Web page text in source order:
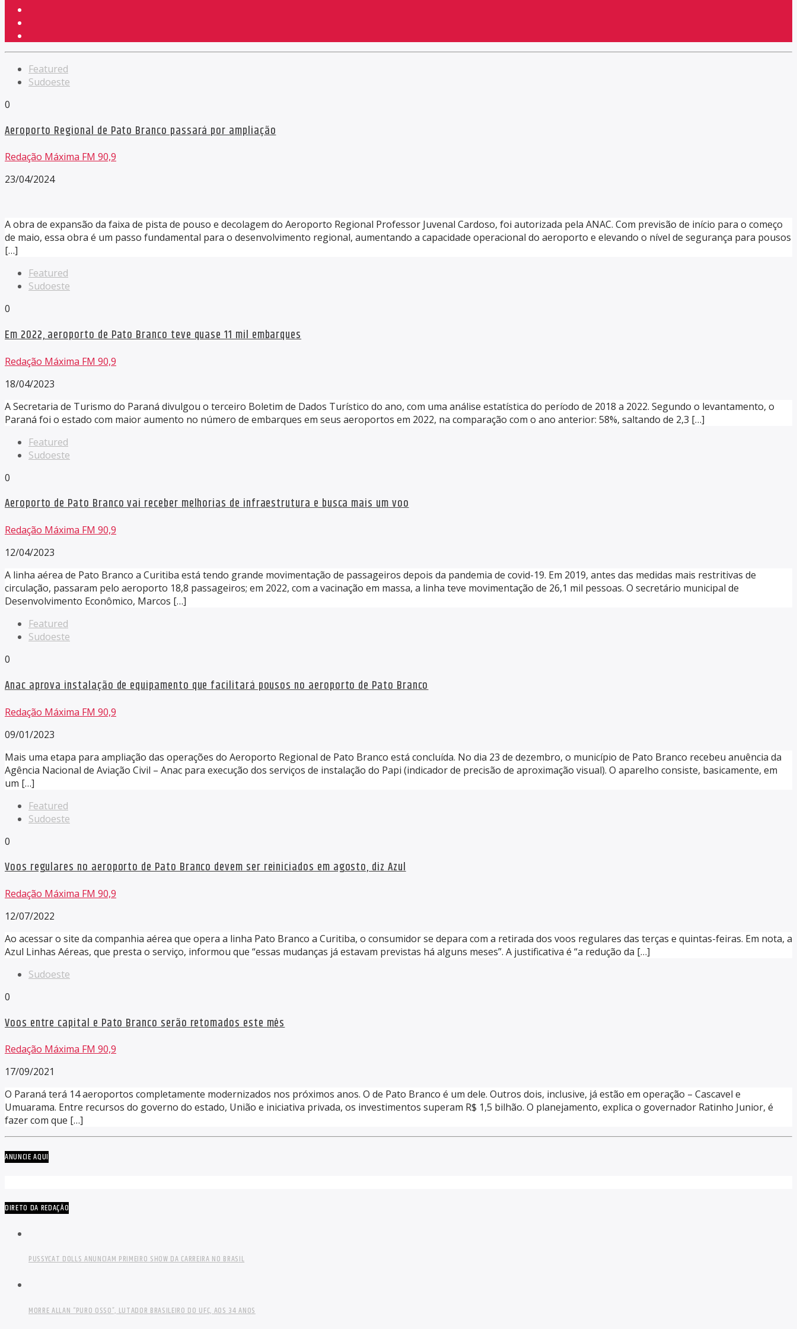
Featured
Sudoeste
0
Aeroporto Regional de Pato Branco passará por ampliação
Redação Máxima FM 90,9
23/04/2024
A obra de expansão da faixa de pista de pouso e decolagem do Aeroporto Regional Professor Juvenal Cardoso, foi autorizada pela ANAC. Com previsão de início para o começo
de maio, essa obra é um passo fundamental para o desenvolvimento regional, aumentando a capacidade operacional do aeroporto e elevando o nível de segurança para pousos
[…]
Featured
Sudoeste
0
Em 2022, aeroporto de Pato Branco teve quase 11 mil embarques
Redação Máxima FM 90,9
18/04/2023
A Secretaria de Turismo do Paraná divulgou o terceiro Boletim de Dados Turístico do ano, com uma análise estatística do período de 2018 a 2022. Segundo o levantamento, o
Paraná foi o estado com maior aumento no número de embarques em seus aeroportos em 2022, na comparação com o ano anterior: 58%, saltando de 2,3 […]
Featured
Sudoeste
0
Aeroporto de Pato Branco vai receber melhorias de infraestrutura e busca mais um voo
Redação Máxima FM 90,9
12/04/2023
A linha aérea de Pato Branco a Curitiba está tendo grande movimentação de passageiros depois da pandemia de covid-19. Em 2019, antes das medidas mais restritivas de
circulação, passaram pelo aeroporto 18,8 passageiros; em 2022, com a vacinação em massa, a linha teve movimentação de 26,1 mil pessoas. O secretário municipal de
Desenvolvimento Econômico, Marcos […]
Featured
Sudoeste
0
Anac aprova instalação de equipamento que facilitará pousos no aeroporto de Pato Branco
Redação Máxima FM 90,9
09/01/2023
Mais uma etapa para ampliação das operações do Aeroporto Regional de Pato Branco está concluída. No dia 23 de dezembro, o município de Pato Branco recebeu anuência da
Agência Nacional de Aviação Civil – Anac para execução dos serviços de instalação do Papi (indicador de precisão de aproximação visual). O aparelho consiste, basicamente, em
um […]
Featured
Sudoeste
0
Voos regulares no aeroporto de Pato Branco devem ser reiniciados em agosto, diz Azul
Redação Máxima FM 90,9
12/07/2022
Ao acessar o site da companhia aérea que opera a linha Pato Branco a Curitiba, o consumidor se depara com a retirada dos voos regulares das terças e quintas-feiras. Em nota, a
Azul Linhas Aéreas, que presta o serviço, informou que “essas mudanças já estavam previstas há alguns meses”. A justificativa é “a redução da […]
Sudoeste
0
Voos entre capital e Pato Branco serão retomados este mês
Redação Máxima FM 90,9
17/09/2021
O Paraná terá 14 aeroportos completamente modernizados nos próximos anos. O de Pato Branco é um dele. Outros dois, inclusive, já estão em operação – Cascavel e
Umuarama. Entre recursos do governo do estado, União e iniciativa privada, os investimentos superam R$ 1,5 bilhão. O planejamento, explica o governador Ratinho Junior, é
fazer com que […]
ANUNCIE AQUI
DIRETO DA REDAÇÃO
PUSSYCAT DOLLS ANUNCIAM PRIMEIRO SHOW DA CARREIRA NO BRASIL
MORRE ALLAN “PURO OSSO”, LUTADOR BRASILEIRO DO UFC, AOS 34 ANOS